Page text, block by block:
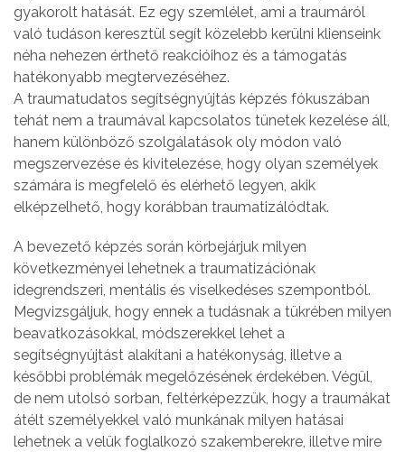
gyakorolt hatását. Ez egy szemlélet, ami a traumáról
való tudáson keresztül segít közelebb kerülni klienseink
néha nehezen érthető reakcióihoz és a támogatás
hatékonyabb megtervezéséhez.
A traumatudatos segítségnyújtás képzés fókuszában
tehát nem a traumával kapcsolatos tünetek kezelése áll,
hanem különböző szolgálatások oly módon való
megszervezése és kivitelezése, hogy olyan személyek
számára is megfelelő és elérhető legyen, akik
elképzelhető, hogy korábban traumatizálódtak.
A bevezető képzés során körbejárjuk milyen
következményei lehetnek a traumatizációnak
idegrendszeri, mentális és viselkedéses szempontból.
Megvizsgáljuk, hogy ennek a tudásnak a tükrében milyen
beavatkozásokkal, módszerekkel lehet a
segítségnyújtást alakítani a hatékonyság, illetve a
későbbi problémák megelőzésének érdekében. Végül,
de nem utolsó sorban, feltérképezzük, hogy a traumákat
átélt személyekkel való munkának milyen hatásai
lehetnek a velük foglalkozó szakemberekre, illetve mire